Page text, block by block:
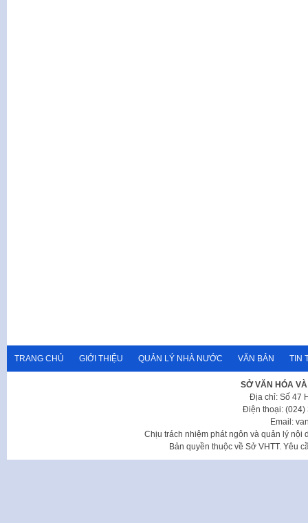
TRANG CHỦ GIỚI THIỆU QUẢN LÝ NHÀ NƯỚC VĂN BẢN TIN
SỞ VĂN HÓA
Địa chỉ: Số 47
Điện thoại: (024)
Email:
Chịu trách nhiệm phát ngôn và quản lý nội
Bản quyền thuộc về Sở VHTT. Yêu